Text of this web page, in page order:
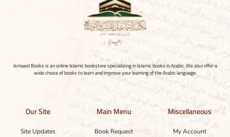
Ismaeel Books is an online Islamic bookstore specializing in Islamic books in Arabic. We also offer a
wide choice of books to learn and improve your learning of the Arabic language.
Our Site
Site Updates
Main Menu
Book Request
Miscellaneous
My Account